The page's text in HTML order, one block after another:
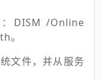
DISM /Online
。
文件，并从服务